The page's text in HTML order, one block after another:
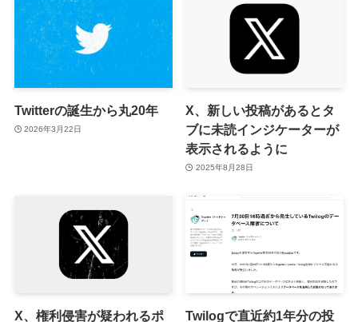
Twitterの誕生から丸20年
2026年3月22日
X、新しい投稿があるとタ
ブに未読インジケーターが
表示されるように
2025年8月28日
X、権利侵害が疑われるポ
Twilogで直近約1年分の投